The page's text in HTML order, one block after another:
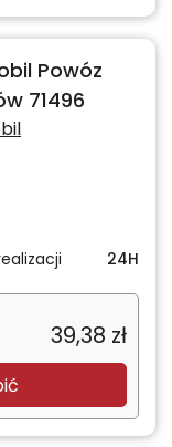
Powóz
71496
24H
39,38 zł